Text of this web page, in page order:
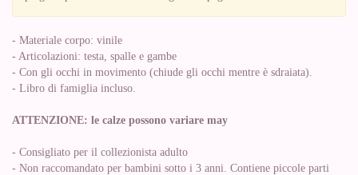
- Materiale corpo: vinile
- Articolazioni: testa, spalle e gambe
- Con gli occhi in movimento (chiude gli occhi mentre è sdraiata).
- Libro di famiglia incluso.
ATTENZIONE: le calze possono variare may
- Consigliato per il collezionista adulto
- Non raccomandato per bambini sotto i 3 anni. Contiene piccole parti